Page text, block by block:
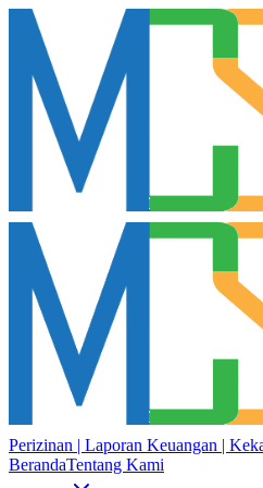
Perizinan | Laporan Keuangan |
BerandaTentang Kami